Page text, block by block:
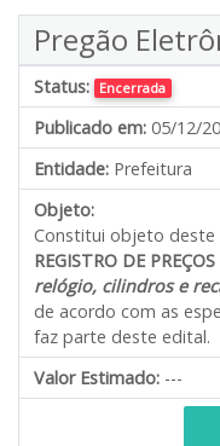
Pregão
Status: Encerrada
Publicado em: 05/12/
Entidade: Prefeitura
Objeto:
Constitui objeto deste
REGISTRO DE PREÇOS
relógio, cilindros e
de acordo com as
faz parte deste edital.
Valor Estimado: ---